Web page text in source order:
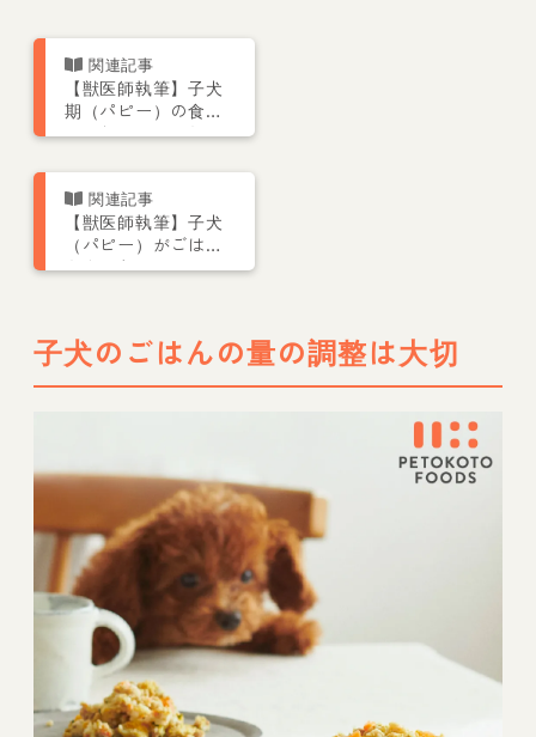
【獣医師執筆】子犬
期（パピー）の食事
｜正しい量や回数、
法を解説
【獣医師執筆】子犬
（パピー）がごはん
を食べない5つの原因
子犬のごはんの量の調整は大切